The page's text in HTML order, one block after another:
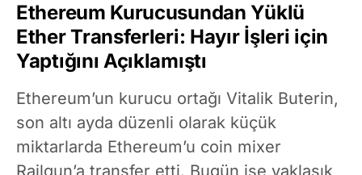
Ethereum Kurucusundan Yüklü
Ether Transferleri: Hayır İşleri için
Yaptığını Açıklamıştı
Ethereum’un kurucu ortağı Vitalik Buterin,
son altı ayda düzenli olarak küçük
miktarlarda Ethereum’u coin mixer
Railgun’a transfer etti. Bugün ise yaklaşık